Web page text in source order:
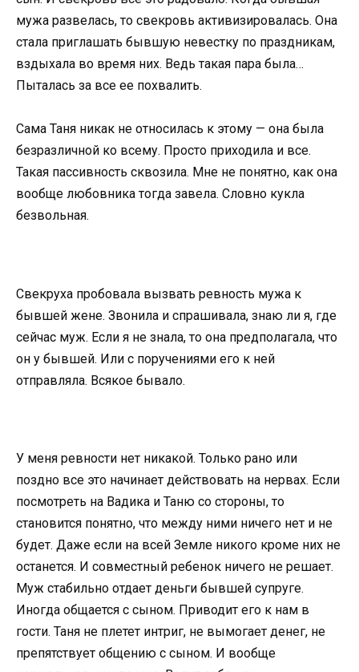
мужа развелась, то свекровь активизировалась. Она
стала приглашать бывшую невестку по праздникам,
вздыхала во время них. Ведь такая пара была…
Пыталась за все ее похвалить.
Сама Таня никак не относилась к этому — она была
безразличной ко всему. Просто приходила и все.
Такая пассивность сквозила. Мне не понятно, как она
вообще любовника тогда завела. Словно кукла
безвольная.
Свекруха пробовала вызвать ревность мужа к
бывшей жене. Звонила и спрашивала, знаю ли я, где
сейчас муж. Если я не знала, то она предполагала, что
он у бывшей. Или с поручениями его к ней
отправляла. Всякое бывало.
У меня ревности нет никакой. Только рано или
поздно все это начинает действовать на нервах. Если
посмотреть на Вадика и Таню со стороны, то
становится понятно, что между ними ничего нет и не
будет. Даже если на всей Земле никого кроме них не
останется. И совместный ребенок ничего не решает.
Муж стабильно отдает деньги бывшей супруге.
Иногда общается с сыном. Приводит его к нам в
гости. Таня не плетет интриг, не вымогает денег, не
препятствует общению с сыном. И вообще